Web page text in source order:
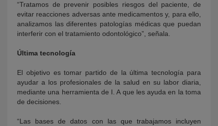
“Tratamos de prevenir posibles riesgos del paciente, de
evitar reacciones adversas ante medicamentos y, para ello,
analizamos las diferentes patologías médicas que puedan
interferir con el tratamiento odontológico”, señala.
Última tecnología
El objetivo es tomar partido de la última tecnología para
ayudar a los profesionales de la salud en su labor diaria,
mediante una herramienta de I. A que les ayuda en la toma
de decisiones.
“Las bases de datos con las que trabajamos incluyen